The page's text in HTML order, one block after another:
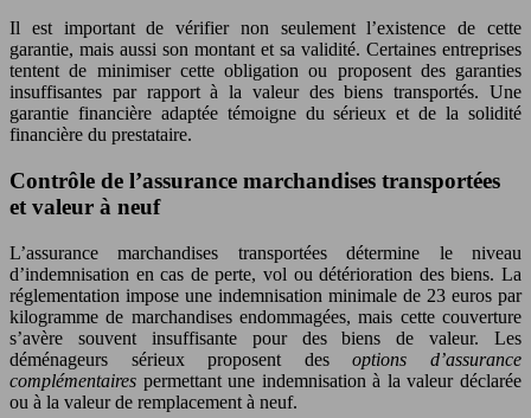
Il est important de vérifier non seulement l’existence de cette
garantie, mais aussi son montant et sa validité. Certaines entreprises
tentent de minimiser cette obligation ou proposent des garanties
insuffisantes par rapport à la valeur des biens transportés. Une
garantie financière adaptée témoigne du sérieux et de la solidité
financière du prestataire.
Contrôle de l’assurance marchandises transportées
et valeur à neuf
L’assurance marchandises transportées détermine le niveau
d’indemnisation en cas de perte, vol ou détérioration des biens. La
réglementation impose une indemnisation minimale de 23 euros par
kilogramme de marchandises endommagées, mais cette couverture
s’avère souvent insuffisante pour des biens de valeur. Les
déménageurs sérieux proposent desoptions d’assurance
complémentaires permettant une indemnisation à la valeur déclarée
ou à la valeur de remplacement à neuf.